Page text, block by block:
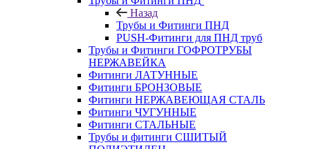
Назад
Трубы и Фитинги ПНД
PUSH-Фитинги для ПНД труб
Трубы и Фитинги ГОФРОТРУБЫ
НЕРЖАВЕЙКА
Фитинги ЛАТУННЫЕ
Фитинги БРОНЗОВЫЕ
Фитинги НЕРЖАВЕЮЩАЯ СТАЛЬ
Фитинги ЧУГУННЫЕ
Фитинги СТАЛЬНЫЕ
Трубы и фитинги СШИТЫЙ